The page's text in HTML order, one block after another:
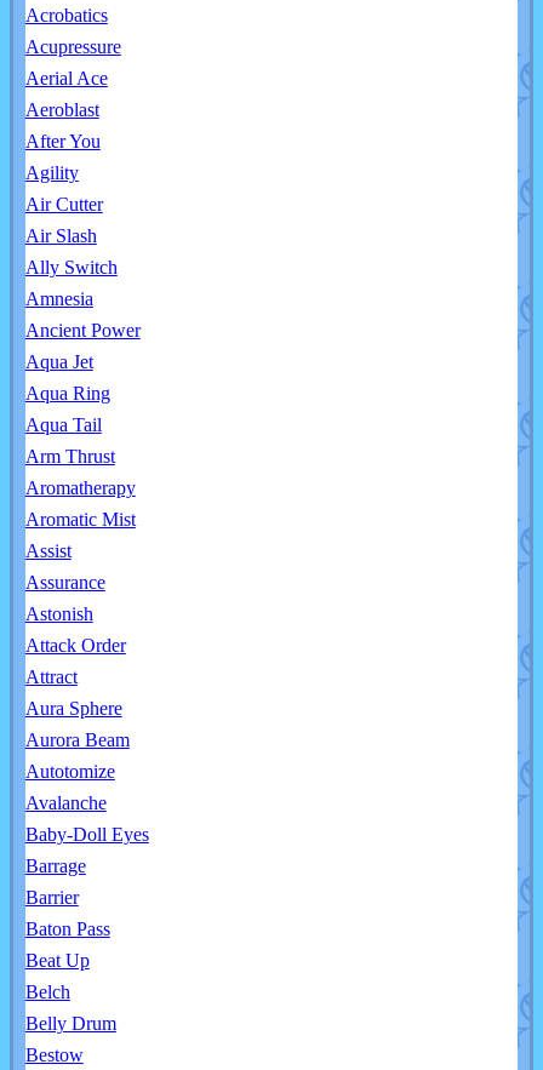
Acrobatics
Acupressure
Aerial Ace
Aeroblast
After You
Agility
Air Cutter
Air Slash
Ally Switch
Amnesia
Ancient Power
Aqua Jet
Aqua Ring
Aqua Tail
Arm Thrust
Aromatherapy
Aromatic Mist
Assist
Assurance
Astonish
Attack Order
Attract
Aura Sphere
Aurora Beam
Autotomize
Avalanche
Baby-Doll Eyes
Barrage
Barrier
Baton Pass
Beat Up
Belch
Belly Drum
Bestow